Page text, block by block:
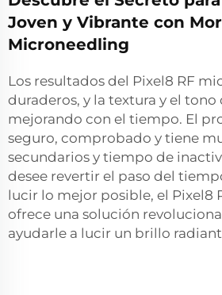
Joven y Vibrante con
Microneedling
Los resultados del Pixel8 RF
duraderos, y la textura y el tono
mejorando con el tiempo. El
seguro, comprobado y tiene
secundarios y tiempo de
desee revertir el paso del
lucir lo mejor posible, el Pixel8
ofrece una solución
ayudarle a lucir un brillo